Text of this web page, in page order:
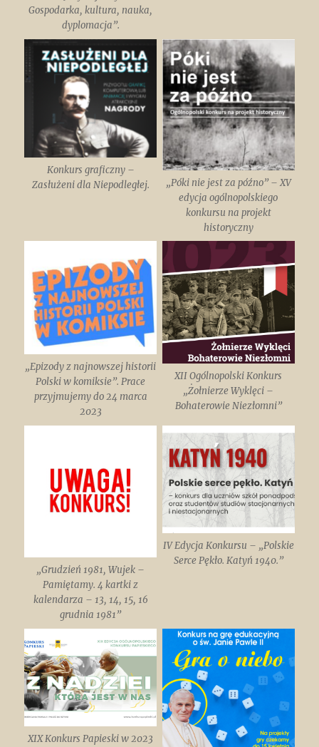
Gospodarka, kultura, nauka,
dyplomacja”.
Konkurs graficzny –
Zasłużeni dla Niepodległej.
„Póki nie jest za późno” – XV
edycja ogólnopolskiego
konkursu na projekt
historyczny
„Epizody z najnowszej historii
Polski w komiksie”. Prace
przyjmujemy do 24 marca
2023
XII Ogólnopolski Konkurs
„Żołnierze Wyklęci –
Bohaterowie Niezłomni”
„Grudzień 1981, Wujek –
Pamiętamy. 4 kartki z
kalendarza – 13, 14, 15, 16
grudnia 1981”
IV Edycja Konkursu – „Polskie
Serce Pękło. Katyń 1940.”
XIX Konkurs Papieski w 2023